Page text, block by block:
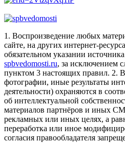
1. Воспроизведение любых
сайте, на других интернет-
обязательном указании
spbvedomosti.ru, за исключением
пунктом 3 настоящих правил. 2.
фотографии, иные результаты
деятельности) охраняются в
об интеллектуальной
материалов партнёров и иных
рекламных или иных целях, а
переработка или иное
согласия правообладателя